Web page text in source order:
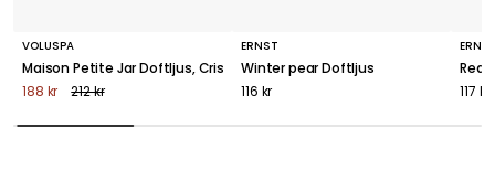
VOLUSPA
Maison Petite Jar Doftljus, Crisp Champagne
188 kr
212 kr
ERNST
Winter pear Doftljus
116 kr
Red
117 kr